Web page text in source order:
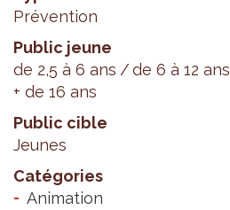
Prévention
Public jeune
de 2,5 à 6 ans
de 6 à 12 ans
+ de 16 ans
Public cible
Jeunes
Catégories
Animation